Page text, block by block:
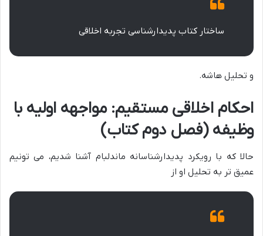
ساختار کتاب پدیدارشناسی تجربه اخلاقی
و تحلیل هاشه.
احکام اخلاقی مستقیم: مواجهه اولیه با
وظیفه (فصل دوم کتاب)
حالا که با رویکرد پدیدارشناسانه ماندلبام آشنا شدیم، می تونیم
عمیق تر به تحلیل او از